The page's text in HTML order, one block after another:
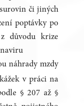
či jiných
poptávky po
důvodu krize
náhrady mzdy
v práci na
§ 207 až §